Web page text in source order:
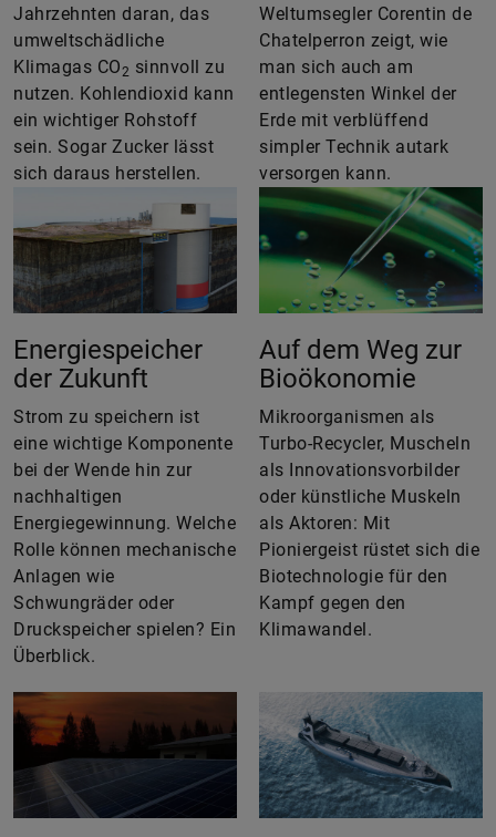
Jahrzehnten daran, das
umweltschädliche
Klimagas CO2 sinnvoll zu
nutzen. Kohlendioxid kann
ein wichtiger Rohstoff
sein. Sogar Zucker lässt
sich daraus herstellen.
Weltumsegler Corentin de
Chatelperron zeigt, wie
man sich auch am
entlegensten Winkel der
Erde mit verblüffend
simpler Technik autark
versorgen kann.
Energiespeicher
der Zukunft
Strom zu speichern ist
eine wichtige Komponente
bei der Wende hin zur
nachhaltigen
Energiegewinnung. Welche
Rolle können mechanische
Anlagen wie
Schwungräder oder
Druckspeicher spielen? Ein
Überblick.
Auf dem Weg zur
Bioökonomie
Mikroorganismen als
Turbo-Recycler, Muscheln
als Innovationsvorbilder
oder künstliche Muskeln
als Aktoren: Mit
Pioniergeist rüstet sich die
Biotechnologie für den
Kampf gegen den
Klimawandel.